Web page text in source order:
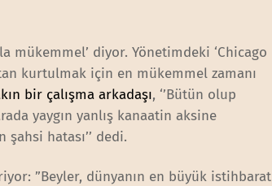
mükemmel’ diyor. Yönetimdeki ‘Chicago
kurtulmak için en mükemmel zamanı
bir çalışma arkadaşı, ‘’Bütün olup
yaygın yanlış kanaatin aksine
hatası’’ dedi.
”Beyler, dünyanın en büyük istihbarat